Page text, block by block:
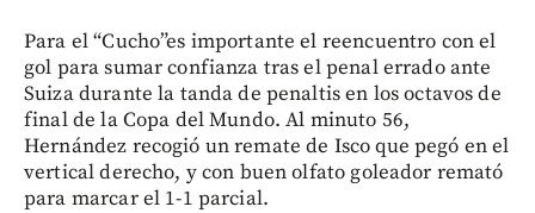
Para el “Cucho”es importante el reencuentro con el
gol para sumar confianza tras el penal errado ante
Suiza durante la tanda de penaltis en los octavos de
final de la Copa del Mundo. Al minuto 56,
Hernández recogió un remate de Isco que pegó en el
vertical derecho, y con buen olfato goleador remató
para marcar el 1-1 parcial.